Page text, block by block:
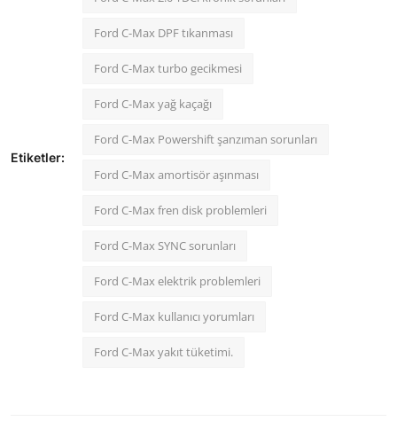
Etiketler:
Ford C-Max DPF tıkanması
Ford C-Max turbo gecikmesi
Ford C-Max yağ kaçağı
Ford C-Max Powershift şanzıman sorunları
Ford C-Max amortisör aşınması
Ford C-Max fren disk problemleri
Ford C-Max SYNC sorunları
Ford C-Max elektrik problemleri
Ford C-Max kullanıcı yorumları
Ford C-Max yakıt tüketimi.